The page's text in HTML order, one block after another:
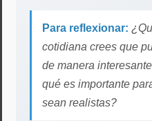
Para reflexionar:
cotidiana crees que
de manera
qué es importante
sean realistas?